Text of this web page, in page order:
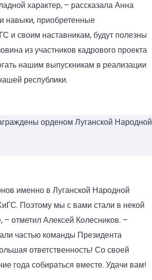
характер, – рассказала Анна
навыки, приобретенные
и своим наставникам, будут полезны
из участников кадрового проекта
нашим выпускникам в реализации
республики.
орденом Луганской Народной
именно в Луганской Народной
Поэтому мы с вами стали в некой
отметил Алексей Колесников. –
частью команды Президента
ответственность! Со своей
года собираться вместе. Удачи вам!